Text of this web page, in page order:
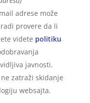
adrese može
provere da li
videte politiku
javnosti.
zatraži skidanje
websajta.